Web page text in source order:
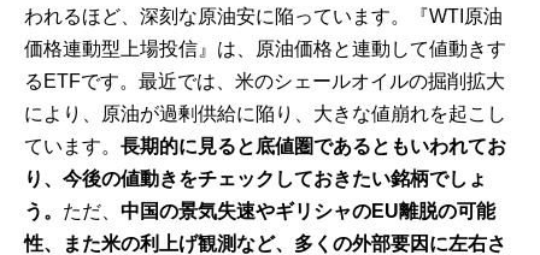
われるほど、深刻な原油安に陥っています。『WTI原油
価格連動型上場投信』は、原油価格と連動して値動きす
るETFです。最近では、米のシェールオイルの掘削拡大
により、原油が過剰供給に陥り、大きな値崩れを起こし
ています。 長期的に見ると底値圏であるともいわれてお
り、今後の値動きをチェックしておきたい銘柄でしょ
う。 ただ、 中国の景気失速やギリシャのEU離脱の可能
性、また米の利上げ観測など、多くの外部要因に左右さ